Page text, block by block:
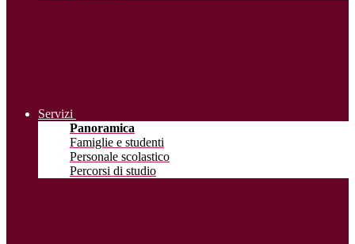
Servizi
Panoramica
Famiglie e studenti
Personale scolastico
Percorsi di studio